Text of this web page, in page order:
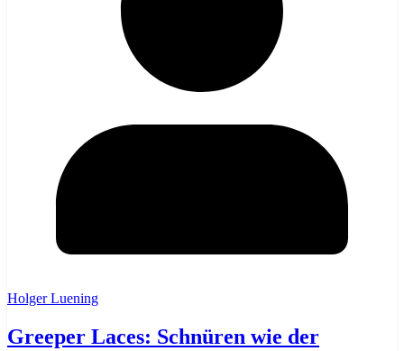
Holger Luening
Greeper Laces: Schnüren wie der